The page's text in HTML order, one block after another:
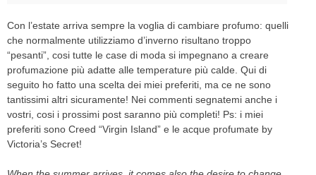
Con l’estate arriva sempre la voglia di cambiare profumo: quelli
che normalmente utilizziamo d’inverno risultano troppo
“pesanti”, cosi tutte le case di moda si impegnano a creare
profumazione più adatte alle temperature più calde. Qui di
seguito ho fatto una scelta dei miei preferiti, ma ce ne sono
tantissimi altri sicuramente! Nei commenti segnatemi anche i
vostri, cosi i prossimi post saranno più completi! Ps: i miei
preferiti sono Creed “Virgin Island” e le acque profumate by
Victoria’s Secret!